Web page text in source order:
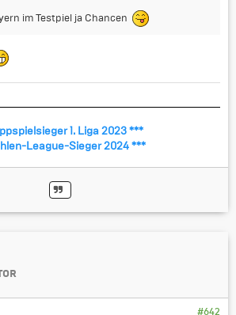
im Testpiel ja Chancen
1. Liga 2023 ***
League-Sieger 2024 ***
#642